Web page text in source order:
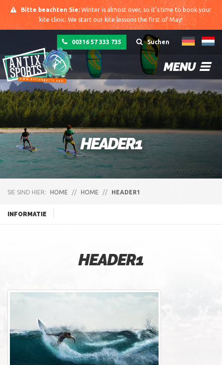
Bitte beachten Sie: Winter is almost over, so it's time to book your
kite clinic. We start our kite lessons the first of May!
Suchen
00316 57 333 735
MENU
HEADER1
SIE SIND HIER: HOME // HOME // HEADER1
INFORMATIE
HEADER1